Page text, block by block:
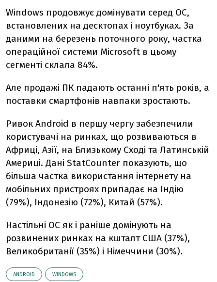
Windows продовжує домінувати серед ОС,
встановлених на десктопах і ноутбуках. За
даними на березень поточного року, частка
операційної системи Microsoft в цьому
сегменті склала 84%.
Але продажі ПК падають останні п'ять років, а
поставки смартфонів навпаки зростають.
Ривок Android в першу чергу забезпечили
користувачі на ринках, що розвиваються в
Африці, Азії, на Близькому Сході та Латинській
Америці. Дані StatCounter показують, що
більша частка використання інтернету на
мобільних пристроях припадає на Індію
(79%), Індонезію (72%), Китай (57%).
Настільні ОС як і раніше домінують на
розвинених ринках на кшталт США (37%),
Великобританії (35%) і Німеччини (30%).
ANDROID WINDOWS